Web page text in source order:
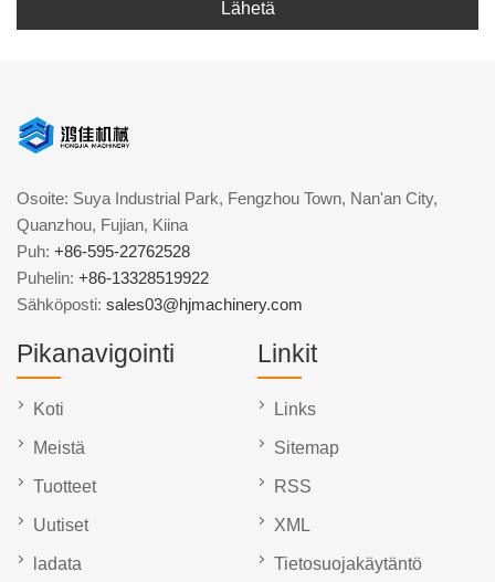
Lähetä
Osoite: Suya Industrial Park, Fengzhou Town, Nan'an City,
Quanzhou, Fujian, Kiina
Puh: +86-595-22762528
Puhelin: +86-13328519922
Sähköposti: sales03@hjmachinery.com
Pikanavigointi
Koti
Meistä
Tuotteet
Uutiset
ladata
Linkit
Links
Sitemap
RSS
XML
Tietosuojakäytäntö